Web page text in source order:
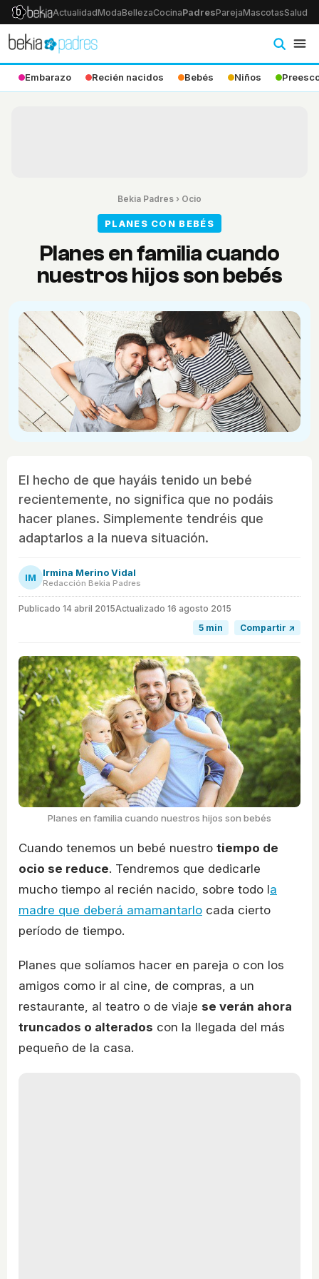
ActualidadModaBellezaCocinaPadresParejaMascotasSalud
Embarazo Recién nacidos Bebés Niños
Bekia Padres › Ocio
PLANES CON BEBÉS
Planes en familia cuando
nuestros hijos son bebés
El hecho de que hayáis tenido un bebé
recientemente, no significa que no podáis
hacer planes. Simplemente tendréis que
adaptarlos a la nueva situación.
IM Irmina Merino Vidal
Redacción Bekia Padres
Publicado 14 abril 2015Actualizado 16 agosto 2015
5 min
Compartir ↗
Planes en familia cuando nuestros hijos son bebés
Cuando tenemos un bebé nuestro tiempo de
ocio se reduce. Tendremos que dedicarle
mucho tiempo al recién nacido, sobre todo la
madre que deberá amamantarlo cada cierto
período de tiempo.
Planes que solíamos hacer en pareja o con los
amigos como ir al cine, de compras, a un
restaurante, al teatro o de viaje se verán ahora
truncados o alterados con la llegada del más
pequeño de la casa.